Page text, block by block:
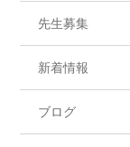
先生募集
新着情報
ブログ